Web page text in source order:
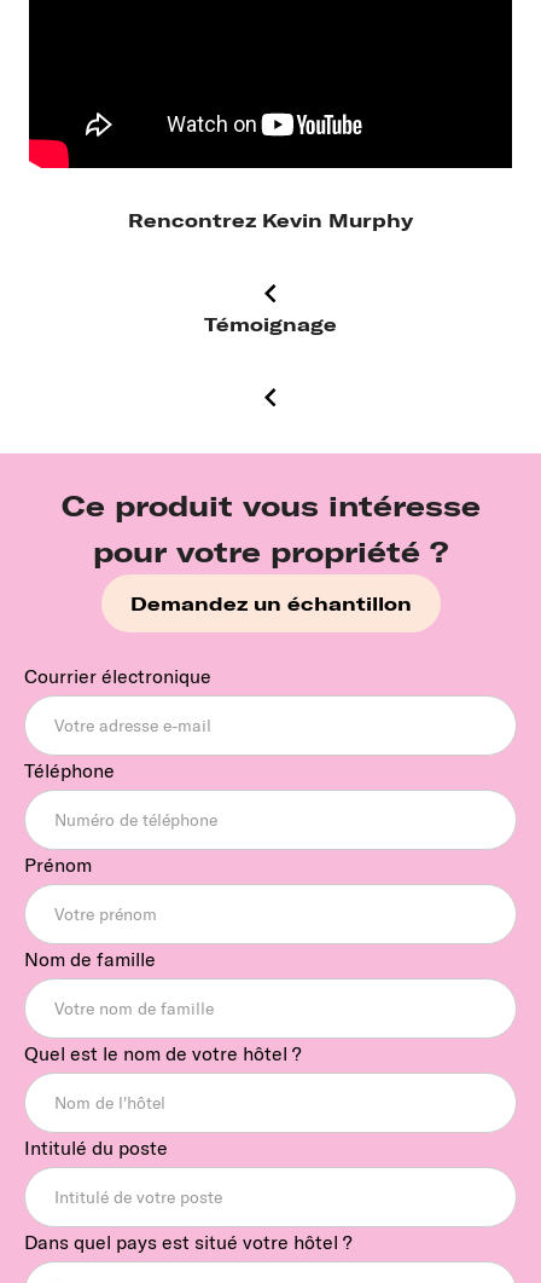
Rencontrez Kevin Murphy
Témoignage
Ce produit vous intéresse
pour votre propriété ?
Demandez un échantillon
Courrier électronique
Téléphone
Prénom
Nom de famille
Quel est le nom de votre hôtel ?
Intitulé du poste
Dans quel pays est situé votre hôtel ?